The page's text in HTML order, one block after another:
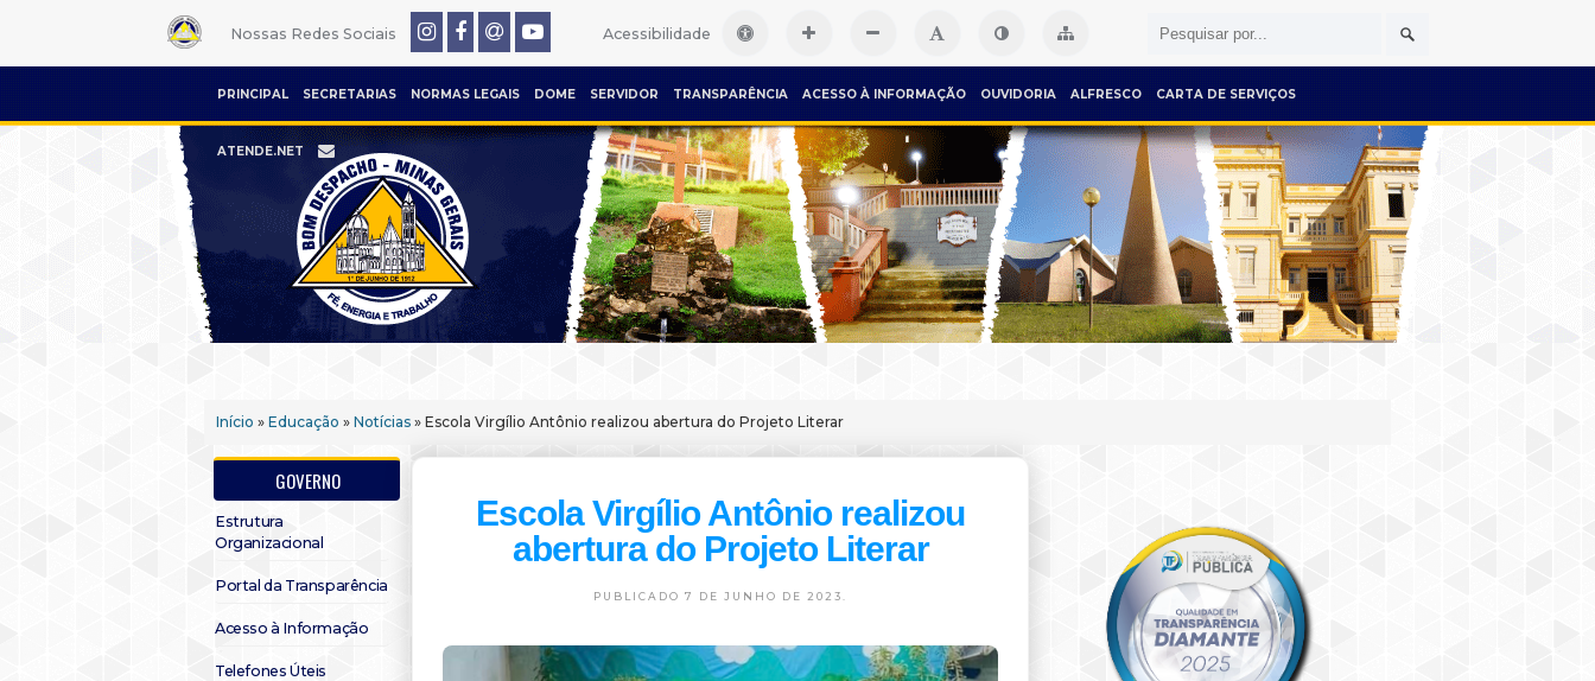
Nossas Redes Sociais Acessibilidade
PRINCIPAL SECRETARIAS NORMAS LEGAIS DOME SERVIDOR TRANSPARÊNCIA ACESSO À INFORMAÇÃO OUVIDORIA ALFRESCO CARTA DE SERVIÇOS
ATENDE.NET
Início » Educação » Notícias » Escola Virgílio Antônio realizou abertura do Projeto Literar
GOVERNO
Estrutura
Organizacional
Portal da Transparência
Acesso à Informação
Telefones Úteis
Escola Virgílio Antônio realizou
abertura do Projeto Literar
PUBLICADO 7 DE JUNHO DE 2023.